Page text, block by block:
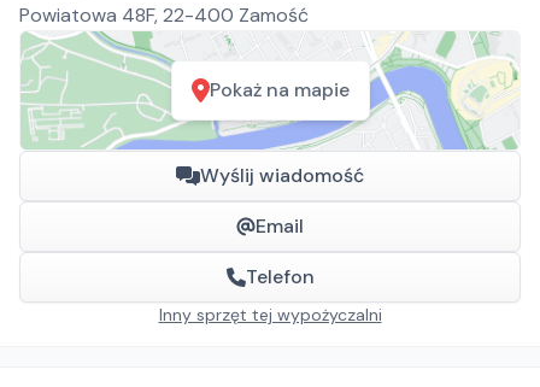
Powiatowa 48F, 22-400 Zamość
Pokaż na mapie
Wyślij wiadomość
Email
Telefon
Inny sprzęt tej wypożyczalni